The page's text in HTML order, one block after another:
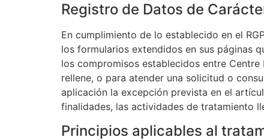
Registro de Datos de
En cumplimiento de lo establecido en el
los formularios extendidos en sus páginas
los compromisos establecidos entre Centre
rellene, o para atender una solicitud o
aplicación la excepción prevista en el
finalidades, las actividades de tratamiento
Principios aplicables al